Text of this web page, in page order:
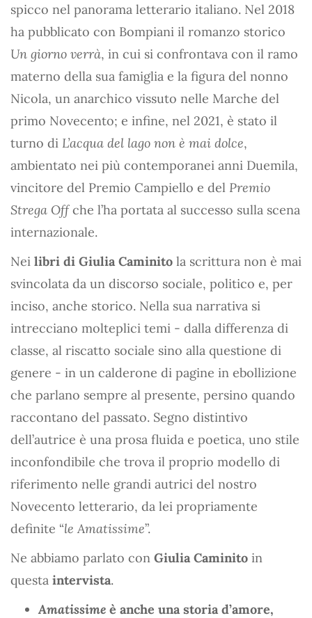
spicco nel panorama letterario italiano. Nel 2018
ha pubblicato con Bompiani il romanzo storico
Un giorno verrà, in cui si confrontava con il ramo
materno della sua famiglia e la figura del nonno
Nicola, un anarchico vissuto nelle Marche del
primo Novecento; e infine, nel 2021, è stato il
turno di L’acqua del lago non è mai dolce,
ambientato nei più contemporanei anni Duemila,
vincitore del Premio Campiello e del Premio
Strega Offche l’ha portata al successo sulla scena
internazionale.
Nei libri di Giulia Caminito la scrittura non è mai
svincolata da un discorso sociale, politico e, per
inciso, anche storico. Nella sua narrativa si
intrecciano molteplici temi - dalla differenza di
classe, al riscatto sociale sino alla questione di
genere - in un calderone di pagine in ebollizione
che parlano sempre al presente, persino quando
raccontano del passato. Segno distintivo
dell’autrice è una prosa fluida e poetica, uno stile
inconfondibile che trova il proprio modello di
riferimento nelle grandi autrici del nostro
Novecento letterario, da lei propriamente
definite “le Amatissime”.
Ne abbiamo parlato con Giulia Caminito in
questa intervista.
Amatissime è anche una storia d’amore,